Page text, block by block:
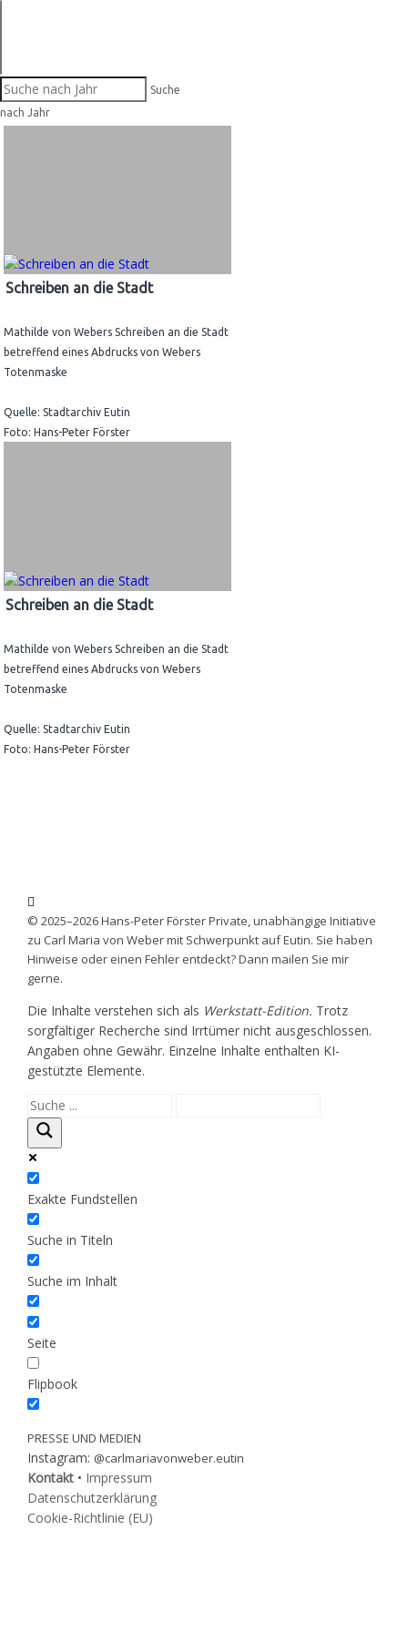
Suche
nach Jahr
Schreiben an die Stadt
Mathilde von Webers Schreiben an die Stadt
betreffend eines Abdrucks von Webers
Totenmaske
Quelle: Stadtarchiv Eutin
Foto: Hans-Peter Förster
Schreiben an die Stadt
Mathilde von Webers Schreiben an die Stadt
betreffend eines Abdrucks von Webers
Totenmaske
Quelle: Stadtarchiv Eutin
Foto: Hans-Peter Förster
© 2025–2026 Hans-Peter Förster Private, unabhängige Initiative
zu Carl Maria von Weber mit Schwerpunkt auf Eutin. Sie haben
Hinweise oder einen Fehler entdeckt? Dann mailen Sie mir
gerne.
Die Inhalte verstehen sich als Werkstatt-Edition. Trotz
sorgfältiger Recherche sind Irrtümer nicht ausgeschlossen.
Angaben ohne Gewähr. Einzelne Inhalte enthalten KI-
gestützte Elemente.
Exakte Fundstellen
Suche in Titeln
Suche im Inhalt
Seite
Flipbook
PRESSE UND MEDIEN
Instagram: @carlmariavonweber.eutin
Kontakt • Impressum
Datenschutzerklärung
Cookie-Richtlinie (EU)